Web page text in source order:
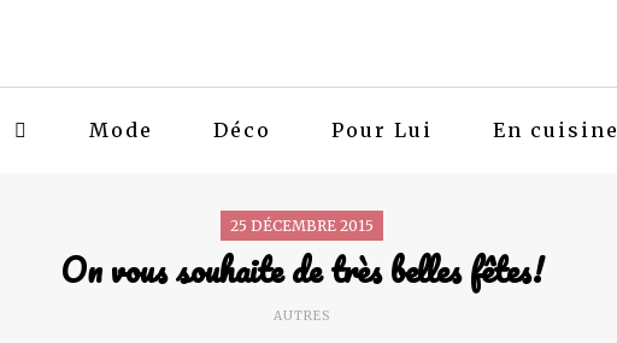
Mode Déco Pour Lui En cuisine
25 DÉCEMBRE 2015
On vous souhaite de très belles fêtes!
AUTRES